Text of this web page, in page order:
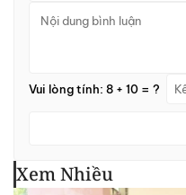
Vui lòng tính: 8 + 10 = ?
Xem Nhiều